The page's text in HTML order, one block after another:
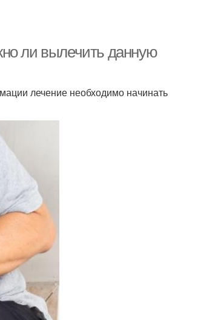
ли вылечить данную
лечение необходимо начинать